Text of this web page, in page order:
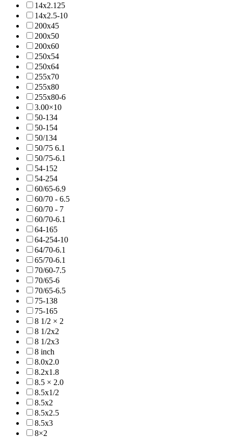
14x2.125
14x2.5-10
200x45
200x50
200x60
250x54
250x64
255x70
255x80
255x80-6
3.00×10
50-134
50-154
50/134
50/75 6.1
50/75-6.1
54-152
54-254
60/65-6.9
60/70 - 6.5
60/70 - 7
60/70-6.1
64-165
64-254-10
64/70-6.1
65/70-6.1
70/60-7.5
70/65-6
70/65-6.5
75-138
75-165
8 1/2 × 2
8 1/2x2
8 1/2x3
8 inch
8.0x2.0
8.2x1.8
8.5 × 2.0
8.5x1/2
8.5x2
8.5x2.5
8.5x3
8×2